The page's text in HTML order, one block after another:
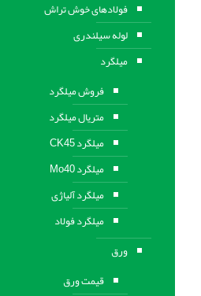
فولادهای خوش تراش
لوله سیلندری
میلگرد
فروش میلگرد
متریال میلگرد
میلگرد CK45
میلگرد Mo40
میلگرد آلیاژی
میلگرد فولاد
ورق
قیمت ورق